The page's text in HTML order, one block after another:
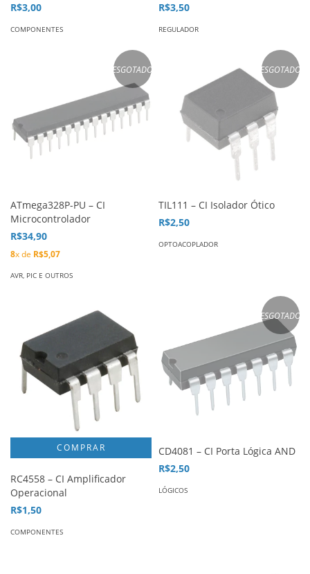
R$3,00
COMPONENTES
R$3,50
REGULADOR
ESGOTADO
ATmega328P-PU – CI
Microcontrolador
R$34,90
8x de R$5,07
AVR, PIC E OUTROS
ESGOTADO
TIL111 – CI Isolador Ótico
R$2,50
OPTOACOPLADOR
RC4558 – CI Amplificador
Operacional
R$1,50
COMPONENTES
ESGOTADO
CD4081 – CI Porta Lógica AND
R$2,50
LÓGICOS